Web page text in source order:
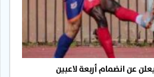
عن انضمام أربعة لاعبين